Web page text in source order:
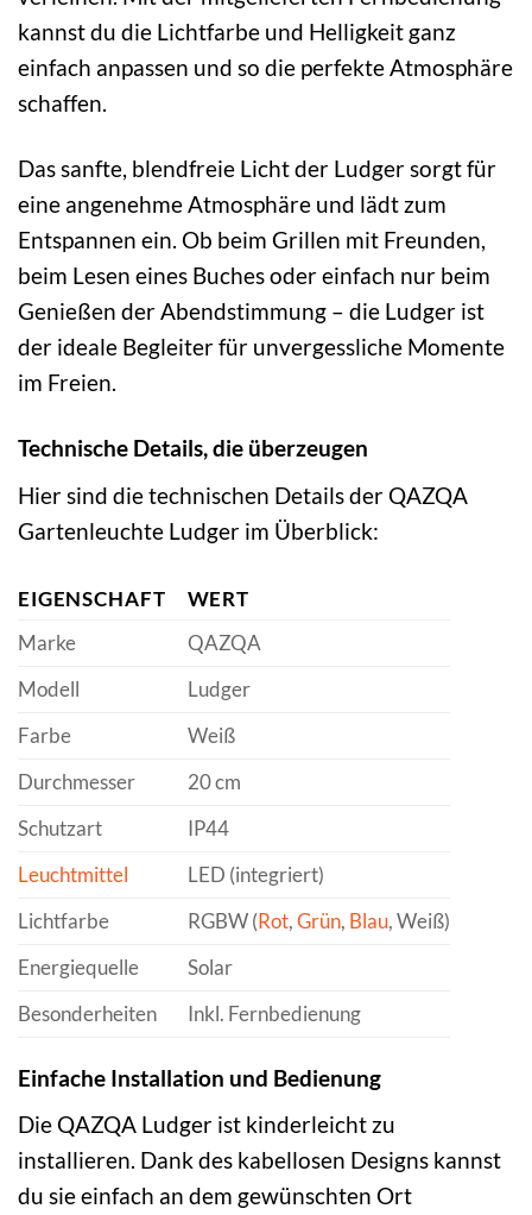
kannst du die Lichtfarbe und Helligkeit ganz
einfach anpassen und so die perfekte Atmosphäre
schaffen.
Das sanfte, blendfreie Licht der Ludger sorgt für
eine angenehme Atmosphäre und lädt zum
Entspannen ein. Ob beim Grillen mit Freunden,
beim Lesen eines Buches oder einfach nur beim
Genießen der Abendstimmung – die Ludger ist
der ideale Begleiter für unvergessliche Momente
im Freien.
Technische Details, die überzeugen
Hier sind die technischen Details der QAZQA
Gartenleuchte Ludger im Überblick:
EIGENSCHAFT
WERT
Marke
QAZQA
Modell
Ludger
Farbe
Weiß
Durchmesser
20 cm
Schutzart
IP44
Leuchtmittel
LED (integriert)
Lichtfarbe
RGBW (Rot,Grün, Blau, Weiß)
Energiequelle
Solar
Besonderheiten
Inkl. Fernbedienung
Einfache Installation und Bedienung
Die QAZQA Ludger ist kinderleicht zu
installieren. Dank des kabellosen Designs kannst
du sie einfach an dem gewünschten Ort